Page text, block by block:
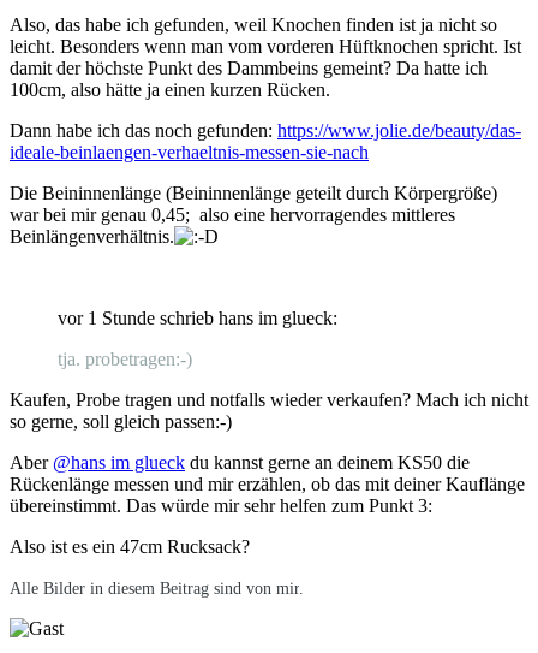
Also, das habe ich gefunden, weil Knochen finden ist ja nicht so
leicht. Besonders wenn man vom vorderen Hüftknochen spricht. Ist
damit der höchste Punkt des Dammbeins gemeint? Da hatte ich
100cm, also hätte ja einen kurzen Rücken.
Dann habe ich das noch gefunden: https://www.jolie.de/beauty/das-
ideale-beinlaengen-verhaeltnis-messen-sie-nach
Die Beininnenlänge (Beininnenlänge geteilt durch Körpergröße)
war bei mir genau 0,45; also eine hervorragendes mittleres
Beinlängenverhältnis.
vor 1 Stunde schrieb hans im glueck:
tja. probetragen:-)
Kaufen, Probe tragen und notfalls wieder verkaufen? Mach ich nicht
so gerne, soll gleich passen:-)
Aber @hans im glueck du kannst gerne an deinem KS50 die
Rückenlänge messen und mir erzählen, ob das mit deiner Kauflänge
übereinstimmt. Das würde mir sehr helfen zum Punkt 3:
Also ist es ein 47cm Rucksack?
Alle Bilder in diesem Beitrag sind von mir